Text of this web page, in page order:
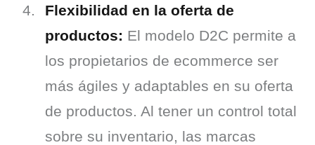
Flexibilidad en la oferta de
productos: El modelo D2C permite a
los propietarios de ecommerce ser
más ágiles y adaptables en su oferta
de productos. Al tener un control total
sobre su inventario, las marcas